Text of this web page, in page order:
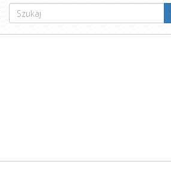
Formularz
wyszukiwania
Szukaj